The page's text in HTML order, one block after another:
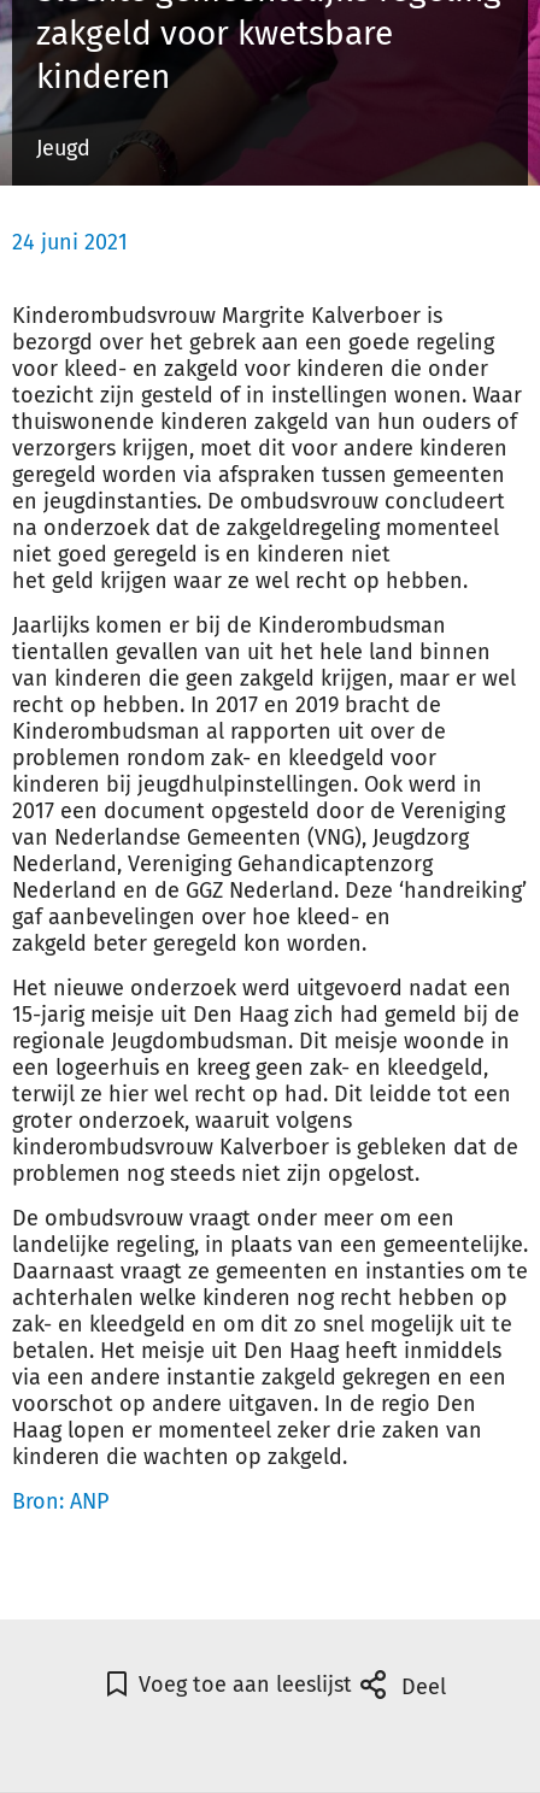
Inloggen
Registreren
zakgeld voor kwetsbare
kinderen
Jeugd
24 juni 2021
Kinderombudsvrouw Margrite Kalverboer is
bezorgd over het gebrek aan een goede regeling
voor kleed- en zakgeld voor kinderen die onder
toezicht zijn gesteld of in instellingen wonen. Waar
thuiswonende kinderen zakgeld van hun ouders of
verzorgers krijgen, moet dit voor andere kinderen
geregeld worden via afspraken tussen gemeenten
en jeugdinstanties. De ombudsvrouw concludeert
na onderzoek dat de zakgeldregeling momenteel
niet goed geregeld is en kinderen niet
het geld krijgen waar ze wel recht op hebben.
Jaarlijks komen er bij de Kinderombudsman
tientallen gevallen van uit het hele land binnen
van kinderen die geen zakgeld krijgen, maar er wel
recht op hebben. In 2017 en 2019 bracht de
Kinderombudsman al rapporten uit over de
problemen rondom zak- en kleedgeld voor
kinderen bij jeugdhulpinstellingen. Ook werd in
2017 een document opgesteld door de Vereniging
van Nederlandse Gemeenten (VNG), Jeugdzorg
Nederland, Vereniging Gehandicaptenzorg
Nederland en de GGZ Nederland. Deze ‘handreiking’
gaf aanbevelingen over hoe kleed- en
zakgeld beter geregeld kon worden.
Het nieuwe onderzoek werd uitgevoerd nadat een
15-jarig meisje uit Den Haag zich had gemeld bij de
regionale Jeugdombudsman. Dit meisje woonde in
een logeerhuis en kreeg geen zak- en kleedgeld,
terwijl ze hier wel recht op had. Dit leidde tot een
groter onderzoek, waaruit volgens
kinderombudsvrouw Kalverboer is gebleken dat de
problemen nog steeds niet zijn opgelost.
De ombudsvrouw vraagt onder meer om een
landelijke regeling, in plaats van een gemeentelijke.
Daarnaast vraagt ze gemeenten en instanties om te
achterhalen welke kinderen nog recht hebben op
zak- en kleedgeld en om dit zo snel mogelijk uit te
betalen. Het meisje uit Den Haag heeft inmiddels
via een andere instantie zakgeld gekregen en een
voorschot op andere uitgaven. In de regio Den
Haag lopen er momenteel zeker drie zaken van
kinderen die wachten op zakgeld.
Bron: ANP
Voeg toe aan leeslijst Deel